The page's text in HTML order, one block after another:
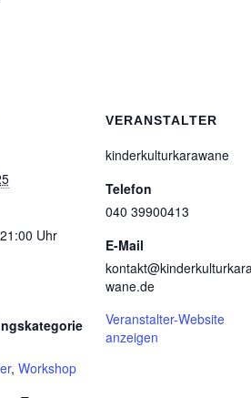
Uhr
, Workshop
VERANSTALTER
kinderkulturkarawane
Telefon
040 39900413
E-Mail
wane.de
Veranstalter-Website
anzeigen